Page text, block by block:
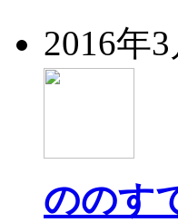
2016年3
ののす